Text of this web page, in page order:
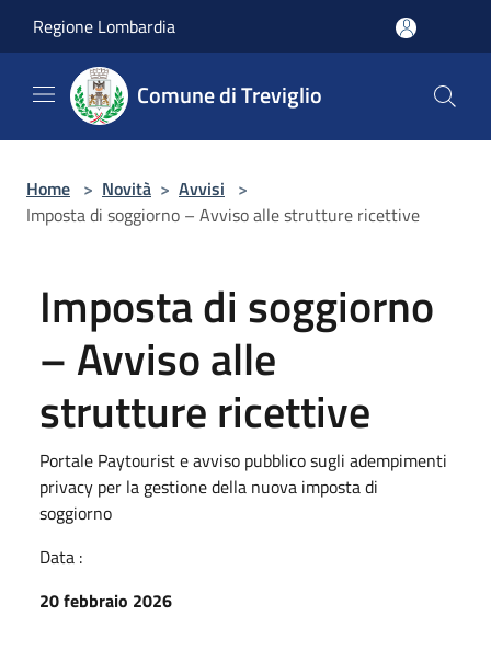
Regione Lombardia
Comune di Treviglio
Home > Novità > Avvisi >
Imposta di soggiorno – Avviso alle strutture ricettive
Imposta di soggiorno
– Avviso alle
strutture ricettive
Portale Paytourist e avviso pubblico sugli adempimenti
privacy per la gestione della nuova imposta di
soggiorno
Data :
20 febbraio 2026